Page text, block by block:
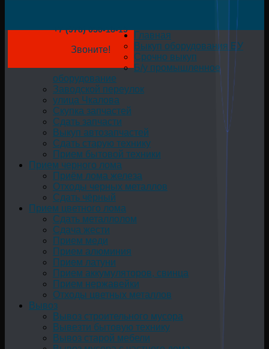
+7 (978) 050-18-19
Звоните!
Главная
Выкуп оборудования БУ
Срочно выкуп
Б/у промышленное
оборудование
Заводской переулок
улица Чкалова
Скупка запчастей
Сдать запчасти
Выкуп автозапчастей
Сдать старую технику
Прием бытовой техники
Прием черного лома
Приём лома железа
Отходы черных металлов
Сдать чёрный
Прием цветного лома
Сдать металлолом
Сдача жести
Прием меди
Прием алюминия
Прием латуни
Прием аккумуляторов, свинца
Прием нержавейки
Отходы цветных металлов
Вывоз
Вывоз строительного мусора
Вывезти бытовую технику
Вывоз старой мебели